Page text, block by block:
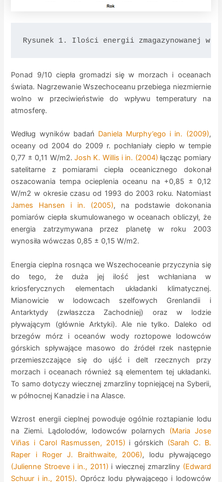
Rysunek 1. Ilości energii zmagazynowanej
Ponad 9/10 ciepła gromadzi się w morzach i oceanach
świata. Nagrzewanie Wszechoceanu przebiega niezmiernie
wolno w przeciwieństwie do wpływu temperatury na
atmosferę.
Według wyników badań Daniela Murphy’ego i in. (2009),
oceany od 2004 do 2009 r. pochłaniały ciepło w tempie
0,77 ± 0,11 W/m2. Josh K. Willis i in. (2004) łącząc pomiary
satelitarne z pomiarami ciepła oceanicznego dokonał
oszacowania tempa ocieplenia oceanu na +0,85 ± 0,12
W/m2 w okresie czasu od 1993 do 2003 roku. Natomiast
James Hansen i in. (2005), na podstawie dokonania
pomiarów ciepła skumulowanego w oceanach obliczył, że
energia zatrzymywana przez planetę w roku 2003
wynosiła wówczas 0,85 ± 0,15 W/m2.
Energia cieplna rosnąca we Wszechoceanie przyczynia się
do tego, że duża jej ilość jest wchłaniana w
kriosferycznych elementach układanki klimatycznej.
Mianowicie w lodowcach szelfowych Grenlandii i
Antarktydy (zwłaszcza Zachodniej) oraz w lodzie
pływającym (głównie Arktyki). Ale nie tylko. Daleko od
brzegów mórz i oceanów wody roztopowe lodowców
górskich spływające masowo do źródeł rzek następnie
przemieszczające się do ujść i delt rzecznych przy
morzach i oceanach również są elementem tej układanki.
To samo dotyczy wiecznej zmarzliny topniejącej na Syberii,
w północnej Kanadzie i na Alasce.
Wzrost energii cieplnej powoduje ogólnie roztapianie lodu
na Ziemi. Lądolodów, lodowców polarnych (Maria Jose
Viñas i Carol Rasmussen, 2015) i górskich (Sarah C. B.
Raper i Roger J. Braithwaite, 2006), lodu pływającego
(Julienne Stroeve i in., 2011) i wiecznej zmarzliny (Edward
Schuur i in., 2015). Oprócz lodu pływającego i lodowców